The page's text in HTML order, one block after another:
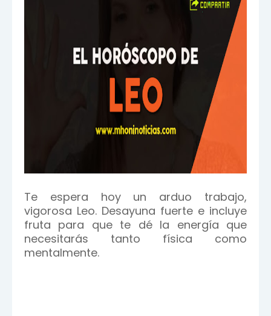
Te espera hoy un arduo trabajo,
vigorosa Leo. Desayuna fuerte e incluye
fruta para que te dé la energía que
necesitarás tanto física como
mentalmente.